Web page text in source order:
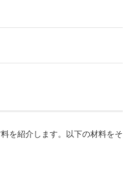
を紹介します。以下の材料をそ